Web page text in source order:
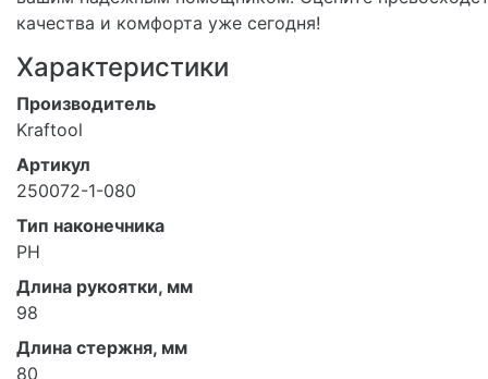
качества и комфорта уже сегодня!
Характеристики
Производитель
Kraftool
Артикул
250072-1-080
Тип наконечника
PH
Длина рукоятки, мм
98
Длина стержня, мм
80